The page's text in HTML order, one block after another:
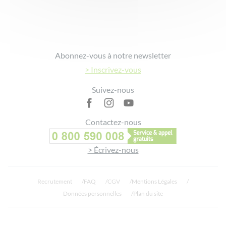
Abonnez-vous à notre newsletter
> Inscrivez-vous
Suivez-nous
Contactez-nous
> Écrivez-nous
Recrutement FAQ CGV
Mentions Légales
Données personnelles
Plan du site